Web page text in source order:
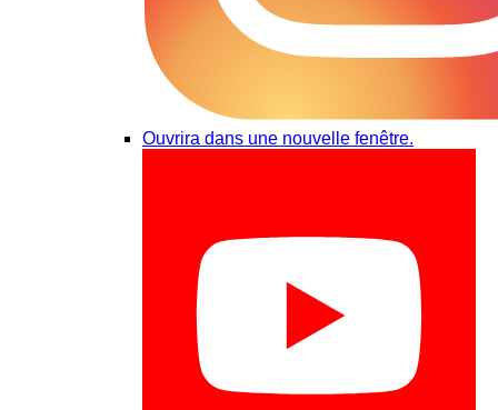
Ouvrira dans une nouvelle fenêtre.